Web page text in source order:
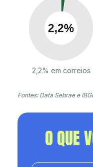
2,2% em correios
Fontes: Data Sebrae e
O QUE